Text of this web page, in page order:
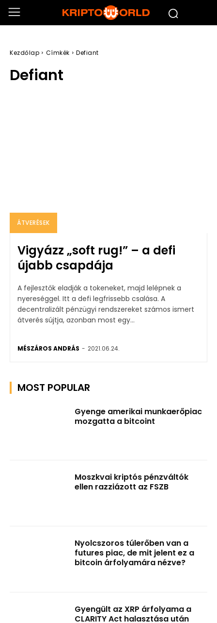
Kezdőlap Címkék Defiant
Defiant
ÁTVERÉSEK
Vigyázz „soft rug!” – a defi
újabb csapdája
A fejlesztők eladják a tokeneket, majd lelépnek a
nyereséggel. Itt a defi legfrissebb csalása. A
decentralizált pénzügyi rendszereket számos ismert
átverés sújtja, azonban most egy...
MÉSZÁROS ANDRÁS - 2021.06.24.
MOST POPULAR
Gyenge amerikai munkaerőpiac
mozgatta a bitcoint
Moszkvai kriptós pénzváltók
ellen razziázott az FSZB
Nyolcszoros túlerőben van a
futures piac, de mit jelent ez a
bitcoin árfolyamára nézve?
Gyengült az XRP árfolyama a
CLARITY Act halasztása után